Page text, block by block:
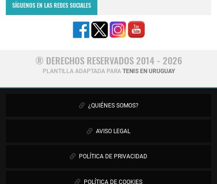
SÍGUENOS EN LAS REDES SOCIALES
® DERECHOS RESERVADOS 2014 - 2026
PLANTILLA ADAPTADA PARA TENIS EN URUGUAY
¿QUIÉNES SOMOS?
AVISO LEGAL
POLÍTICA DE PRIVACIDAD
POLÍTICA DE COOKIES